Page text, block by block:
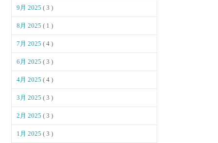
9月 2025( 3 )
8月 2025( 1 )
7月 2025( 4 )
6月 2025( 3 )
4月 2025( 4 )
3月 2025( 3 )
2月 2025( 3 )
1月 2025( 3 )